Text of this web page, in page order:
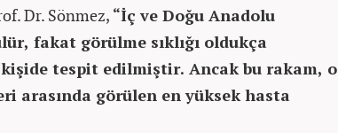
Dr. Sönmez, “İç ve Doğu Anadolu
fakat görülme sıklığı oldukça
kişide tespit edilmiştir. Ancak bu rakam, o
arasında görülen en yüksek hasta